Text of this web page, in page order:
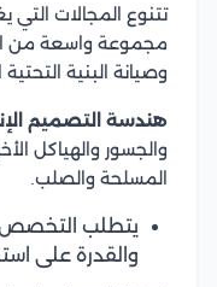
تتنوع المجالات التي
مجموعة واسعة من
وصيانة البنية التحتية
هندسة التصميم
والجسور والهياكل
المسلحة والصلب.
يتطلب التخصص
والقدرة على